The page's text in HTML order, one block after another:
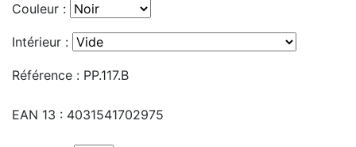
Couleur :
Intérieur :
Référence : PP.117.B
EAN 13 : 4031541702975